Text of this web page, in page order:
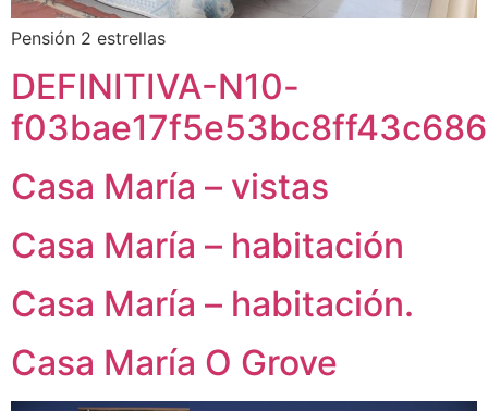
Pensión 2 estrellas
DEFINITIVA-N10-
Casa María – vistas
Casa María – habitación
Casa María – habitación.
Casa María O Grove